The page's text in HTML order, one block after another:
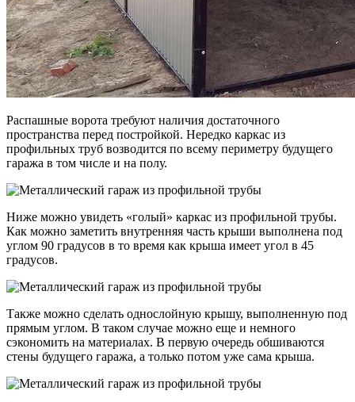
Распашные ворота требуют наличия достаточного
пространства перед постройкой. Нередко каркас из
профильных труб возводится по всему периметру будущего
гаража в том числе и на полу.
Ниже можно увидеть «голый» каркас из профильной трубы.
Как можно заметить внутренняя часть крыши выполнена под
углом 90 градусов в то время как крыша имеет угол в 45
градусов.
Также можно сделать однослойную крышу, выполненную под
прямым углом. В таком случае можно еще и немного
сэкономить на материалах. В первую очередь обшиваются
стены будущего гаража, а только потом уже сама крыша.